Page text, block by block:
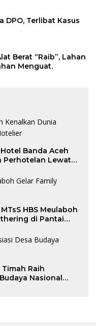
DPO, Terlibat Kasus
Berat “Raib”, Lahan
Menguat.
Banda Aceh
Perhotelan Lewat
HBS Meulaboh
di Pantai
Raih
Nasional